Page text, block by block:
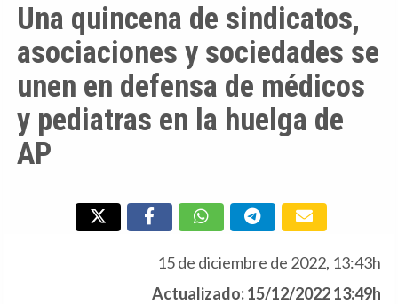
Una quincena de sindicatos,
asociaciones y sociedades se
unen en defensa de médicos
y pediatras en la huelga de
AP
15 de diciembre de 2022, 13:43h
Actualizado: 15/12/2022 13:49h